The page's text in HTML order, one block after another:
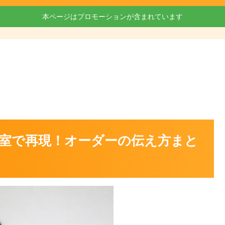
本ページはプロモーションが含まれています
で再現！オーダーの伝え方まと